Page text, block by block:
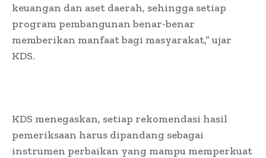
keuangan dan aset daerah, sehingga setiap
program pembangunan benar-benar
memberikan manfaat bagi masyarakat,” ujar
KDS.
KDS menegaskan, setiap rekomendasi hasil
pemeriksaan harus dipandang sebagai
instrumen perbaikan yang mampu memperkuat